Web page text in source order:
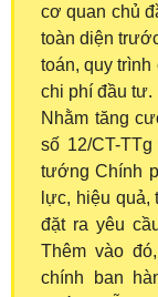
cơ quan chủ
toàn diện
toán, quy
chi phí đầu tư.
Nhằm tăng
số 12/CT-
tướng Chính
lực, hiệu quả,
đặt ra yêu
Thêm vào
chính ban